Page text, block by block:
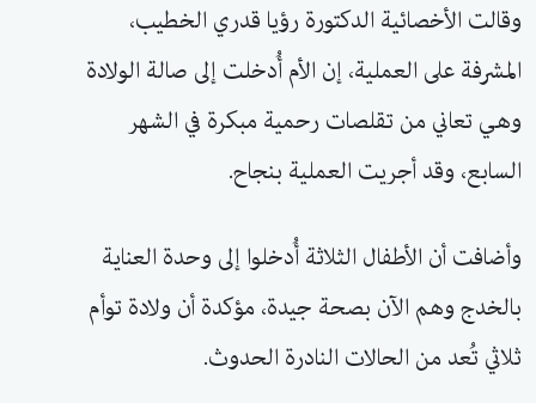
وقالت الأخصائية الدكتورة رؤيا قدري الخطيب،
المشرفة على العملية، إن الأم أُدخلت إلى صالة الولادة
وهي تعاني من تقلصات رحمية مبكرة في الشهر
السابع، وقد أجريت العملية بنجاح.
وأضافت أن الأطفال الثلاثة أُدخلوا إلى وحدة العناية
بالخدج وهم الآن بصحة جيدة، مؤكدة أن ولادة توأم
ثلاثي تُعد من الحالات النادرة الحدوث.